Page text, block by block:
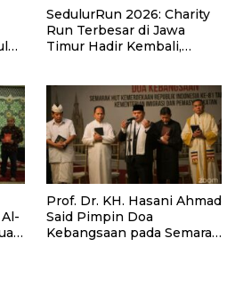
SedulurRun 2026: Charity
Run Terbesar di Jawa
Timur Hadir Kembali,
Santri dan Guru Honorer
Prof. Dr. KH. Hasani Ahmad
Said Pimpin Doa
Kebangsaan pada Semarak